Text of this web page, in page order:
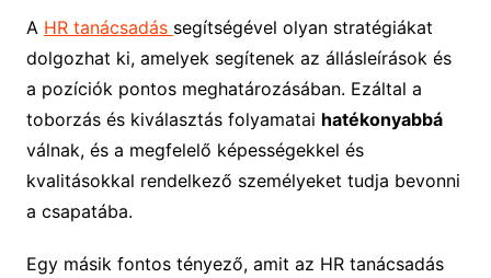
A HR tanácsadás segítségével olyan stratégiákat
dolgozhat ki, amelyek segítenek az állásleírások és
a pozíciók pontos meghatározásában. Ezáltal a
toborzás és kiválasztás folyamatai hatékonyabbá
válnak, és a megfelelő képességekkel és
kvalitásokkal rendelkező személyeket tudja bevonni
a csapatába.
Egy másik fontos tényező, amit az HR tanácsadás